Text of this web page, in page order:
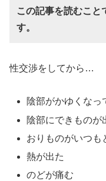
この記事を読むこと
す。
性交渉をしてから…
陰部がかゆくなっ
陰部にできものが
おりものがいつも
熱が出た
のどが痛む